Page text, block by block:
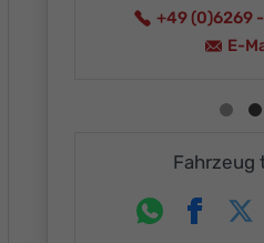
+49 (0)6269
E-
Fahrzeug
WhatsappFacebook